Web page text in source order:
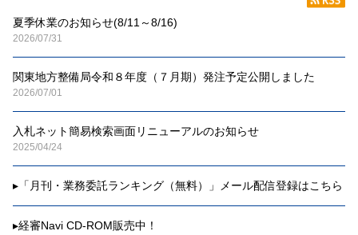
夏季休業のお知らせ(8/11～8/16)
2026/07/31
関東地方整備局令和８年度（７月期）発注予定公開しました
2026/07/01
入札ネット簡易検索画面リニューアルのお知らせ
2025/04/24
▸ 「月刊・業務委託ランキング（無料）」メール配信登録はこちら
▸経審Navi CD-ROM販売中！